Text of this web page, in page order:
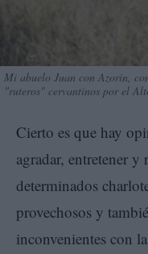
Mi abuelo Juan con Azorín,
"ruteros" cervantinos por el
Cierto es que hay
agradar, entretener y
determinados
provechosos y
inconvenientes con